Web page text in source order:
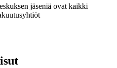
jäseniä ovat kaikki